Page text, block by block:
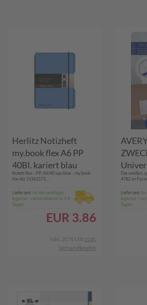
Herlitz Notizheft
my.book flex A6 PP
40Bl. kariert blau
(11361573)
Noteb.flex - PP A6/40 squ.blue - my.book
Herlitz 11361573....
Lieferzeit: Im Versandlager
lagernd - versandbereit in 3-4
Tagen
EUR 3.86
inkl. 20 % USt zzgl.
Versandkosten
Die weißen,
4782 im
Lieferzeit:
lagernd -
Tagen